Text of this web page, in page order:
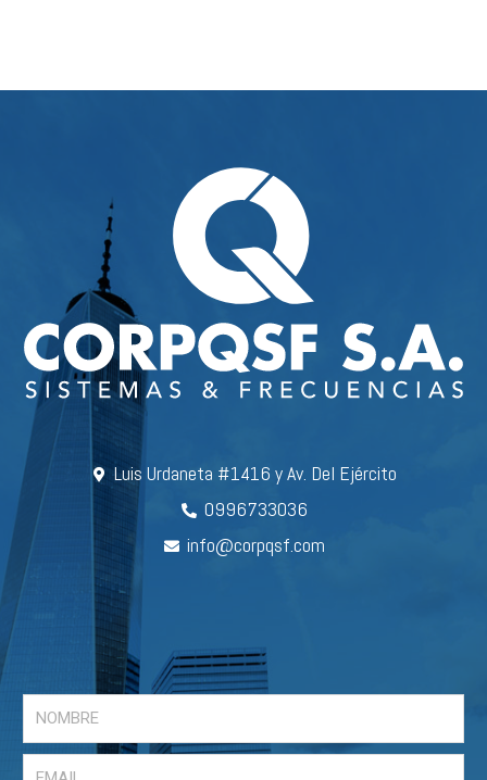
Luis Urdaneta #1416 y Av. Del Ejército
0996733036
info@corpqsf.com